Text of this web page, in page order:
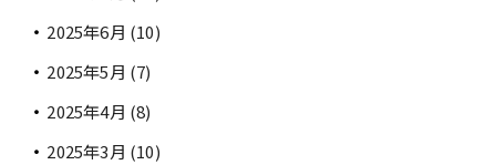
2025年6月 (10)
2025年5月 (7)
2025年4月 (8)
2025年3月 (10)